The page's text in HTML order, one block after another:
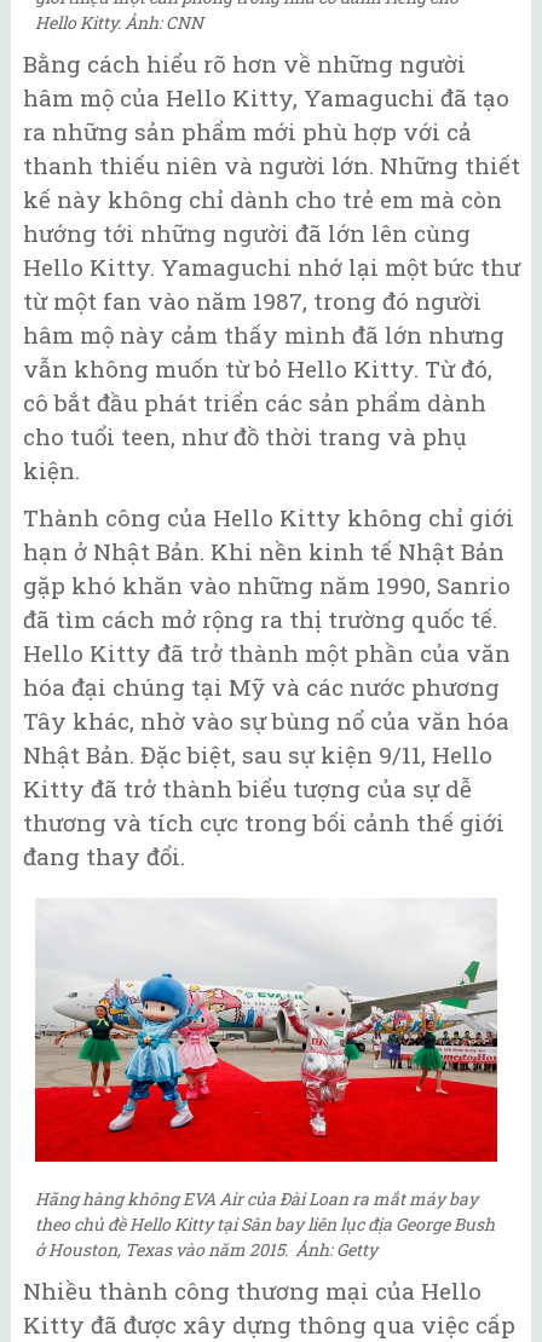
Hello Kitty. Ảnh: CNN
Bằng cách hiểu rõ hơn về những người
hâm mộ của Hello Kitty, Yamaguchi đã tạo
ra những sản phẩm mới phù hợp với cả
thanh thiếu niên và người lớn. Những thiết
kế này không chỉ dành cho trẻ em mà còn
hướng tới những người đã lớn lên cùng
Hello Kitty. Yamaguchi nhớ lại một bức thư
từ một fan vào năm 1987, trong đó người
hâm mộ này cảm thấy mình đã lớn nhưng
vẫn không muốn từ bỏ Hello Kitty. Từ đó,
cô bắt đầu phát triển các sản phẩm dành
cho tuổi teen, như đồ thời trang và phụ
kiện.
Thành công của Hello Kitty không chỉ giới
hạn ở Nhật Bản. Khi nền kinh tế Nhật Bản
gặp khó khăn vào những năm 1990, Sanrio
đã tìm cách mở rộng ra thị trường quốc tế.
Hello Kitty đã trở thành một phần của văn
hóa đại chúng tại Mỹ và các nước phương
Tây khác, nhờ vào sự bùng nổ của văn hóa
Nhật Bản. Đặc biệt, sau sự kiện 9/11, Hello
Kitty đã trở thành biểu tượng của sự dễ
thương và tích cực trong bối cảnh thế giới
đang thay đổi.
Hãng hàng không EVA Air của Đài Loan ra mắt máy bay
theo chủ đề Hello Kitty tại Sân bay liên lục địa George Bush
ở Houston, Texas vào năm 2015. Ảnh: Getty
Nhiều thành công thương mại của Hello
Kitty đã được xây dựng thông qua việc cấp